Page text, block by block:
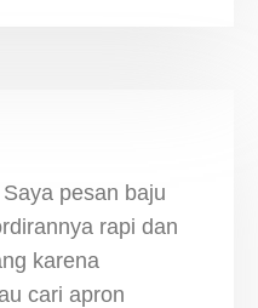
pesan baju
rapi dan
karena
cari apron